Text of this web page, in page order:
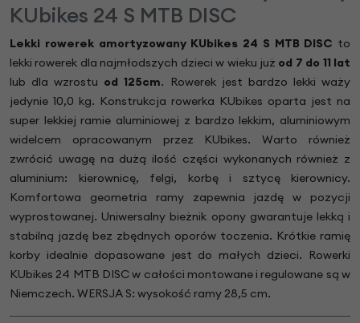
KUbikes 24 S MTB DISC
Lekki rowerek amortyzowany KUbikes 24 S MTB DISC to
lekki rowerek dla najmłodszych dzieci w wieku już od 7 do 11 lat
lub dla wzrostu od 125cm. Rowerek jest bardzo lekki waży
jedynie 10,0 kg. Konstrukcja rowerka KUbikes oparta jest na
super lekkiej ramie aluminiowej z bardzo lekkim, aluminiowym
widelcem opracowanym przez KUbikes. Warto również
zwrócić uwagę na dużą ilość części wykonanych również z
aluminium: kierownicę, felgi, korbę i sztycę kierownicy.
Komfortowa geometria ramy zapewnia jazdę w pozycji
wyprostowanej. Uniwersalny bieżnik opony gwarantuje lekką i
stabilną jazdę bez zbędnych oporów toczenia. Krótkie ramię
korby idealnie dopasowane jest do małych dzieci. Rowerki
KUbikes 24 MTB DISC w całości montowane i regulowane są w
Niemczech. WERSJA S: wysokość ramy 28,5 cm.